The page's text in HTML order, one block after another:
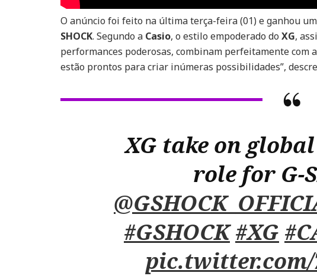
O anúncio foi feito na última terça-feira (01) e ganhou
SHOCK. Segundo a Casio, o estilo empoderado do XG,
performances poderosas, combinam perfeitamente com
estão prontos para criar inúmeras possibilidades”,
XG take on
role for G-
#GSHOCK #XG
pic.twitter.com/